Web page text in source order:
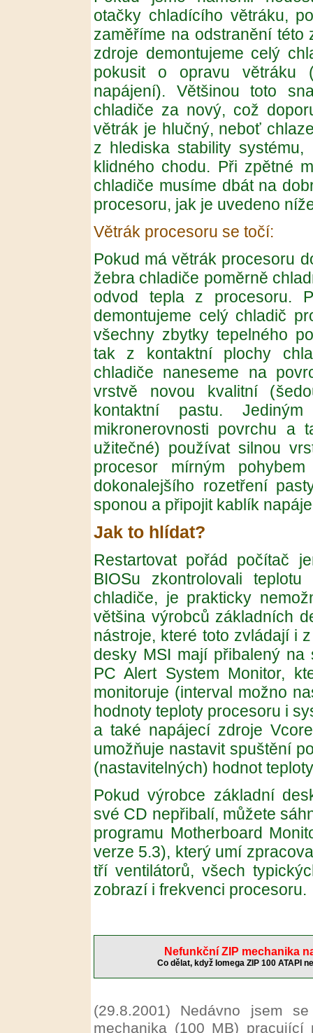
otačky chladícího větráku,
zaměříme na odstranění této
zdroje demontujeme celý
pokusit o opravu větráku
napájení). Většinou toto
chladiče za nový, což
větrák je hlučný, neboť
z hlediska stability
klidného chodu. Při zpětné
chladiče musíme dbát na
procesoru, jak je uvedeno
Větrák procesoru se točí:
Pokud má větrák procesoru
žebra chladiče poměrně
odvod tepla z procesoru.
demontujeme celý chladič
všechny zbytky tepelného
tak z kontaktní plochy
chladiče naneseme na
vrstvě novou kvalitní
kontaktní pastu.
mikronerovnosti povrchu a
užitečné) používat silnou
procesor mírným
dokonalejšího rozetření
sponou a připojit kablík
Jak to hlídat?
Restartovat pořád počítač
BIOSu zkontrolovali
chladiče, je prakticky
většina výrobců základních
nástroje, které toto zvládají i
desky MSI mají přibalený
PC Alert System Monitor,
monitoruje (interval možno
hodnoty teploty procesoru i
a také napájecí zdroje
umožňuje nastavit spuštění
(nastavitelných) hodnot
Pokud výrobce základní
své CD nepřibalí, můžete
programu Motherboard
verze 5.3), který umí
tří ventilátorů, všech
zobrazí i frekvenci procesoru.
Nefunkční ZIP mechanika
Co dělat, když Iomega ZIP 100 ATAPI
(29.8.2001) Nedávno jsem
mechanika (100 MB) pracující